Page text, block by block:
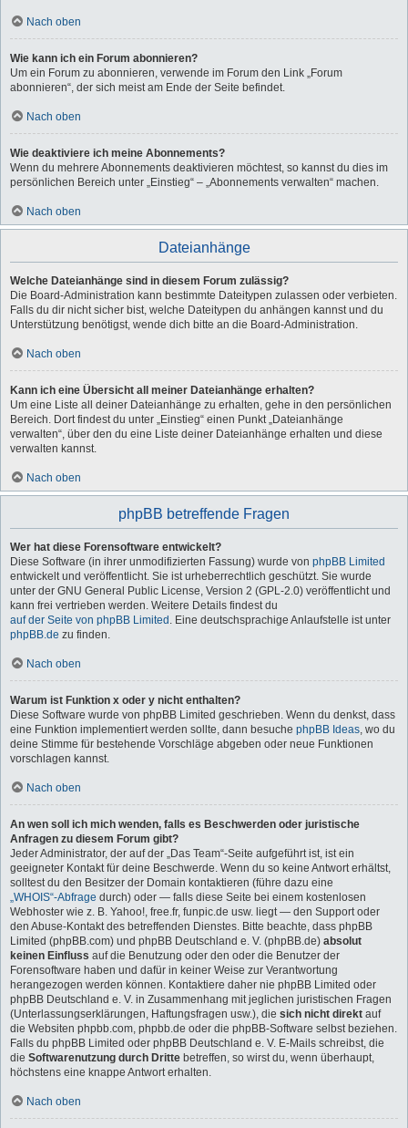
Nach oben
Wie kann ich ein Forum abonnieren?
Um ein Forum zu abonnieren, verwende im Forum den Link „Forum
abonnieren“, der sich meist am Ende der Seite befindet.
Nach oben
Wie deaktiviere ich meine Abonnements?
Wenn du mehrere Abonnements deaktivieren möchtest, so kannst du dies im
persönlichen Bereich unter „Einstieg“ – „Abonnements verwalten“ machen.
Nach oben
Dateianhänge
Welche Dateianhänge sind in diesem Forum zulässig?
Die Board-Administration kann bestimmte Dateitypen zulassen oder verbieten.
Falls du dir nicht sicher bist, welche Dateitypen du anhängen kannst und du
Unterstützung benötigst, wende dich bitte an die Board-Administration.
Nach oben
Kann ich eine Übersicht all meiner Dateianhänge erhalten?
Um eine Liste all deiner Dateianhänge zu erhalten, gehe in den persönlichen
Bereich. Dort findest du unter „Einstieg“ einen Punkt „Dateianhänge
verwalten“, über den du eine Liste deiner Dateianhänge erhalten und diese
verwalten kannst.
Nach oben
phpBB betreffende Fragen
Wer hat diese Forensoftware entwickelt?
Diese Software (in ihrer unmodifizierten Fassung) wurde von phpBB Limited
entwickelt und veröffentlicht. Sie ist urheberrechtlich geschützt. Sie wurde
unter der GNU General Public License, Version 2 (GPL-2.0) veröffentlicht und
kann frei vertrieben werden. Weitere Details findest du
auf der Seite von phpBB Limited . Eine deutschsprachige Anlaufstelle ist unter
phpBB.de zu finden.
Nach oben
Warum ist Funktion x oder y nicht enthalten?
Diese Software wurde von phpBB Limited geschrieben. Wenn du denkst, dass
eine Funktion implementiert werden sollte, dann besuche phpBB Ideas, wo du
deine Stimme für bestehende Vorschläge abgeben oder neue Funktionen
vorschlagen kannst.
Nach oben
An wen soll ich mich wenden, falls es Beschwerden oder juristische
Anfragen zu diesem Forum gibt?
Jeder Administrator, der auf der „Das Team“-Seite aufgeführt ist, ist ein
geeigneter Kontakt für deine Beschwerde. Wenn du so keine Antwort erhältst,
solltest du den Besitzer der Domain kontaktieren (führe dazu eine
„WHOIS“-Abfrage durch) oder — falls diese Seite bei einem kostenlosen
Webhoster wie z. B. Yahoo!, free.fr, funpic.de usw. liegt — den Support oder
den Abuse-Kontakt des betreffenden Dienstes. Bitte beachte, dass phpBB
Limited (phpBB.com) und phpBB Deutschland e. V. (phpBB.de) absolut
keinen Einfluss auf die Benutzung oder den oder die Benutzer der
Forensoftware haben und dafür in keiner Weise zur Verantwortung
herangezogen werden können. Kontaktiere daher nie phpBB Limited oder
phpBB Deutschland e. V. in Zusammenhang mit jeglichen juristischen Fragen
(Unterlassungserklärungen, Haftungsfragen usw.), die sich nicht direkt auf
die Websiten phpbb.com, phpbb.de oder die phpBB-Software selbst beziehen.
Falls du phpBB Limited oder phpBB Deutschland e. V. E-Mails schreibst, die
die Softwarenutzung durch Dritte betreffen, so wirst du, wenn überhaupt,
höchstens eine knappe Antwort erhalten.
Nach oben